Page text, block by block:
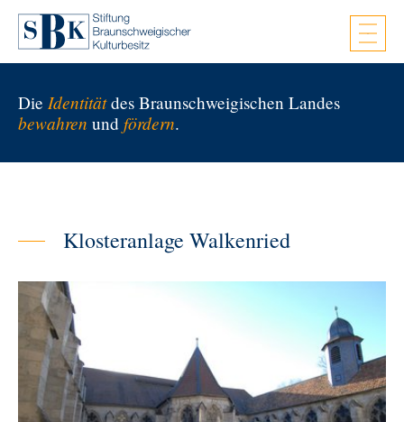
Zum Hauptinhalt springen
Die Identitätdes Braunschweigischen Landes
bewahren und fördern.
Klosteranlage Walkenried